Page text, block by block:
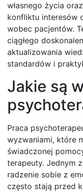
własnego życia
konfliktu interesów
wobec pacjentów.
ciągłego
aktualizowania
standardów i
Jakie są
Praca
wyzwaniami, które
świadczonej
terapeuty. Jednym
radzenie sobie z
często stają przed